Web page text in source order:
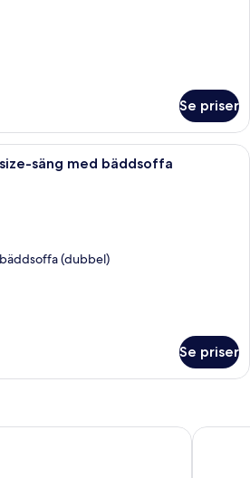
Se priser
Ett modernt hotellrum med en stor
säng med bäddsoffa
(dubbel)
Se priser
Premier